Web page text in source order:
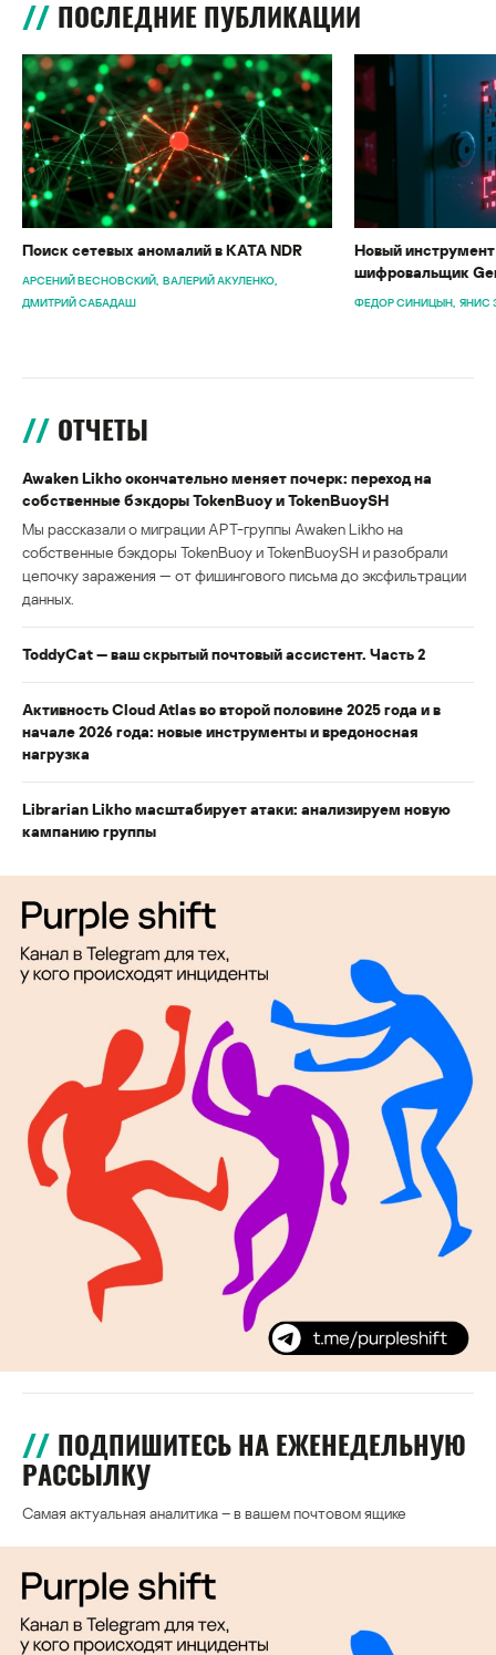
ПОСЛЕДНИЕ ПУБЛИКАЦИИ
Поиск сетевых аномалий в KATA NDR
АРСЕНИЙ ВЕСНОВСКИЙ ВАЛЕРИЙ АКУЛЕНКО
ДМИТРИЙ САБАДАШ
Новый
шифровальщик
ФЕДОР СИНИЦЫН ЯНИС
ОТЧЕТЫ
Awaken Likho окончательно меняет почерк: переход на
собственные бэкдоры TokenBuoy и TokenBuoySH
Мы рассказали о миграции APT-группы Awaken Likho на
собственные бэкдоры TokenBuoy и TokenBuoySH и разобрали
цепочку заражения — от фишингового письма до эксфильтрации
данных.
ToddyCat — ваш скрытый почтовый ассистент. Часть 2
Активность Cloud Atlas во второй половине 2025 года и в
начале 2026 года: новые инструменты и вредоносная
нагрузка
Librarian Likho масштабирует атаки: анализируем новую
кампанию группы
ПОДПИШИТЕСЬ НА ЕЖЕНЕДЕЛЬНУЮ
РАССЫЛКУ
Самая актуальная аналитика – в вашем почтовом ящике